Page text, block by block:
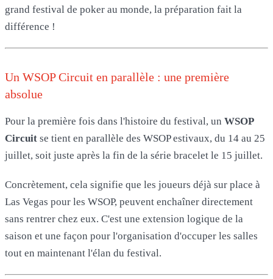
grand festival de poker au monde, la préparation fait la
différence !
Un WSOP Circuit en parallèle : une première
absolue
Pour la première fois dans l'histoire du festival, un WSOP
Circuit se tient en parallèle des WSOP estivaux, du 14 au 25
juillet, soit juste après la fin de la série bracelet le 15 juillet.
Concrètement, cela signifie que les joueurs déjà sur place à
Las Vegas pour les WSOP, peuvent enchaîner directement
sans rentrer chez eux. C'est une extension logique de la
saison et une façon pour l'organisation d'occuper les salles
tout en maintenant l'élan du festival.